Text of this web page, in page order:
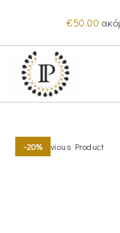
content
€50.00
-20%Previous Product